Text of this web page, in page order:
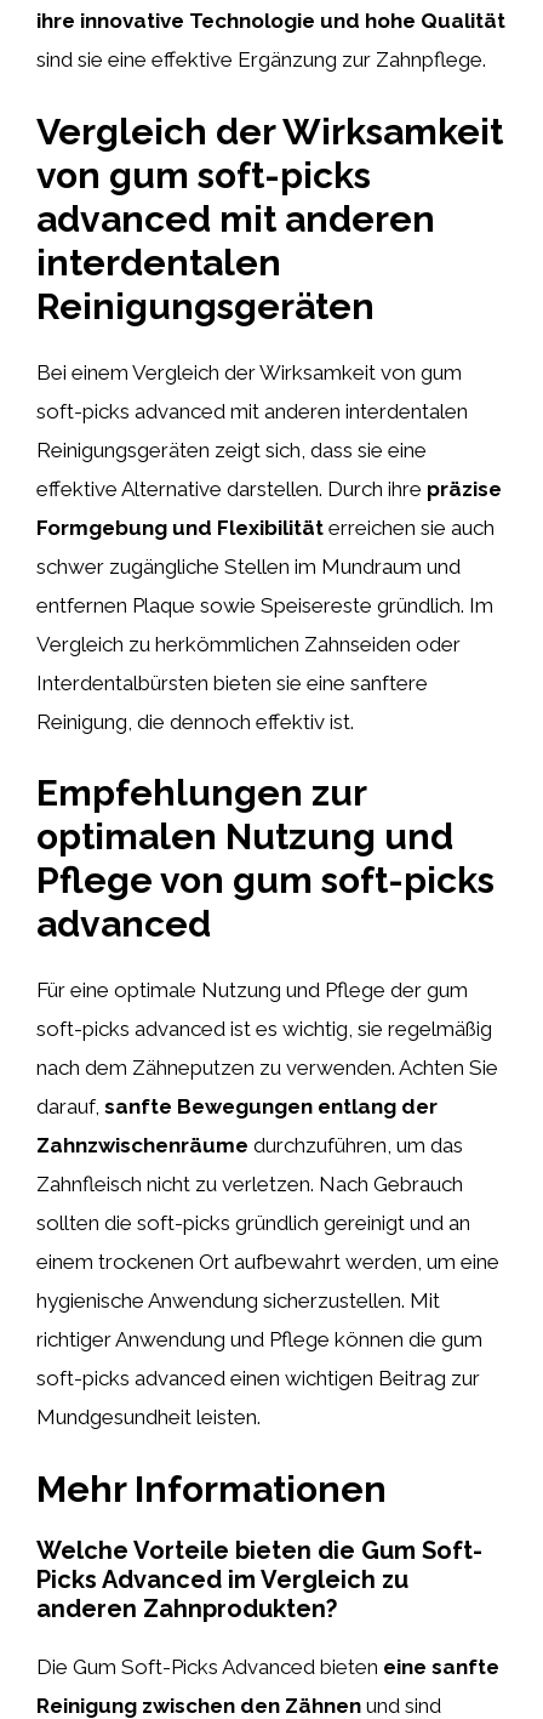
ihre innovative Technologie und hohe Qualität
sind sie eine effektive Ergänzung zur Zahnpflege.
Vergleich der Wirksamkeit
von gum soft-picks
advanced mit anderen
interdentalen
Reinigungsgeräten
Bei einem Vergleich der Wirksamkeit von gum
soft-picks advanced mit anderen interdentalen
Reinigungsgeräten zeigt sich, dass sie eine
effektive Alternative darstellen. Durch ihre präzise
Formgebung und Flexibilität erreichen sie auch
schwer zugängliche Stellen im Mundraum und
entfernen Plaque sowie Speisereste gründlich. Im
Vergleich zu herkömmlichen Zahnseiden oder
Interdentalbürsten bieten sie eine sanftere
Reinigung, die dennoch effektiv ist.
Empfehlungen zur
optimalen Nutzung und
Pflege von gum soft-picks
advanced
Für eine optimale Nutzung und Pflege der gum
soft-picks advanced ist es wichtig, sie regelmäßig
nach dem Zähneputzen zu verwenden. Achten Sie
darauf, sanfte Bewegungen entlang der
Zahnzwischenräume durchzuführen, um das
Zahnfleisch nicht zu verletzen. Nach Gebrauch
sollten die soft-picks gründlich gereinigt und an
einem trockenen Ort aufbewahrt werden, um eine
hygienische Anwendung sicherzustellen. Mit
richtiger Anwendung und Pflege können die gum
soft-picks advanced einen wichtigen Beitrag zur
Mundgesundheit leisten.
Mehr Informationen
Welche Vorteile bieten die Gum Soft-
Picks Advanced im Vergleich zu
anderen Zahnprodukten?
Die Gum Soft-Picks Advanced bieten eine sanfte
Reinigung zwischen den Zähnen und sind